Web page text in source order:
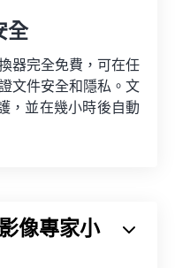
全
器完全免費，可在任
文件安全和隱私。文
，並在幾小時後自動
像專家小